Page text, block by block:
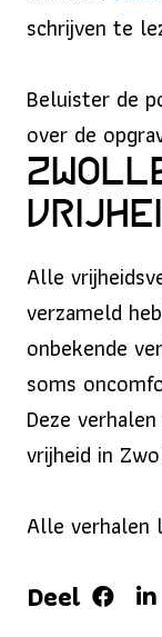
schrijven te
Beluister de
over de
Alle
verzameld
onbekende
soms
Deze
vrijheid in
Alle verhalen
Deel